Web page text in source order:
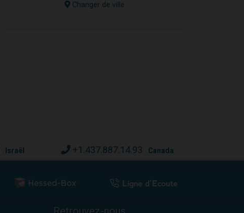
Changer de ville
Israël +1.437.887.14.93 Canada